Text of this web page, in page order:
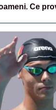
Ce